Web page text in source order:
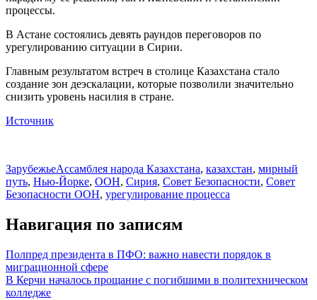
процессы.
В Астане состоялись девять раундов переговоров по
урегулированию ситуации в Сирии.
Главным результатом встреч в столице Казахстана стало
создание зон деэскалации, которые позволили значительно
снизить уровень насилия в стране.
Источник
ЗарубежьеАссамблея народа Казахстана, казахстан, мирный
путь, Нью-Йорке, ООН, Сирия, Совет Безопасности, Совет
Безопасности ООН, урегулирование процесса
Навигация по записям
Полпред президента в ПФО: важно навести порядок в
миграционной сфере
В Керчи началось прощание с погибшими в политехническом
колледже